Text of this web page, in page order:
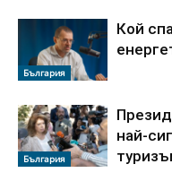
България
Кой
България
най-